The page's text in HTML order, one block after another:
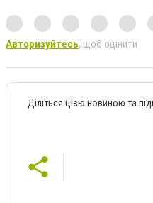
Авторизуйтесь, щоб оцінити
Діліться цією новиною та